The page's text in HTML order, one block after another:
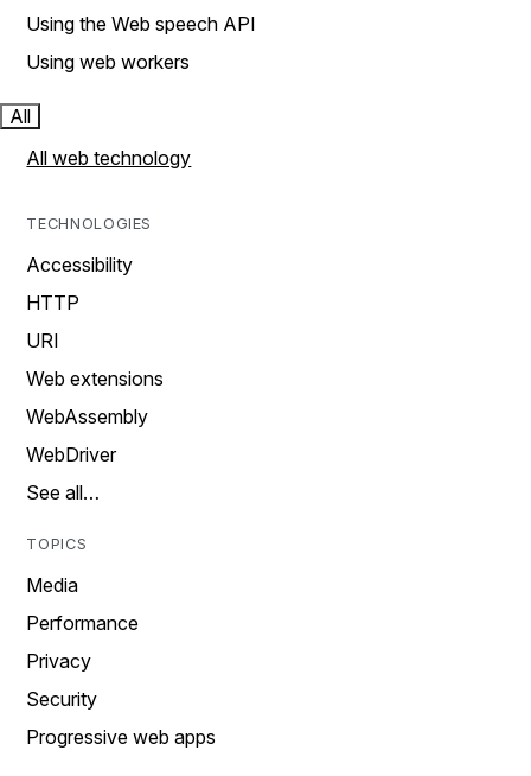
Using the Web speech API
Using web workers
All
All web technology
TECHNOLOGIES
Accessibility
HTTP
URI
Web extensions
WebAssembly
WebDriver
See all…
TOPICS
Media
Performance
Privacy
Security
Progressive web apps